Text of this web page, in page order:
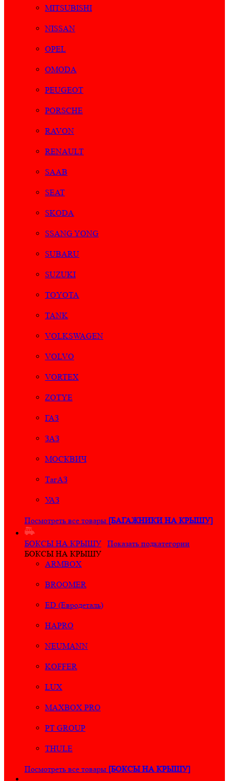
MITSUBISHI
NISSAN
OPEL
OMODA
PEUGEOT
PORSCHE
RAVON
RENAULT
SAAB
SEAT
SKODA
SSANG YONG
SUBARU
SUZUKI
TOYOTA
TANK
VOLKSWAGEN
VOLVO
VORTEX
ZOTYE
ГАЗ
ЗАЗ
МОСКВИЧ
ТагАЗ
УАЗ
Посмотреть все товары [БАГАЖНИКИ НА КРЫШУ]
БОКСЫ НА КРЫШУ
Показать подкатегории
БОКСЫ НА КРЫШУ
ARMBOX
BROOMER
ED (Евродеталь)
HAPRO
NEUMANN
KOFFER
LUX
MAXBOX PRO
PT GROUP
THULE
Посмотреть все товары [БОКСЫ НА КРЫШУ]